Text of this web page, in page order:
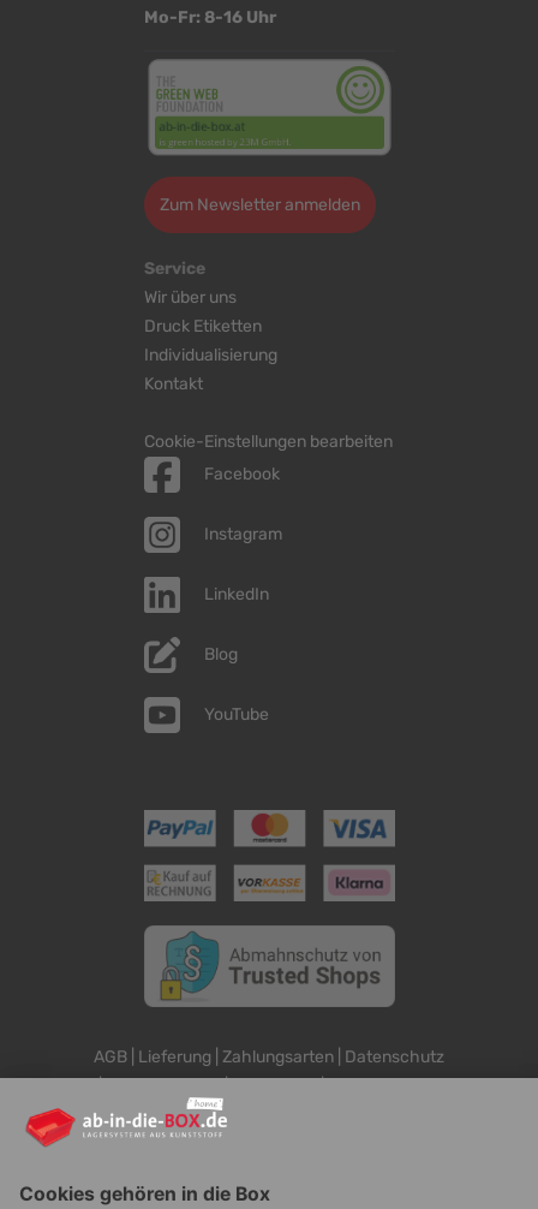
Mo-Fr: 8-16 Uhr
Zum Newsletter anmelden
Service
Wir über uns
Druck Etiketten
Individualisierung
Kontakt
Cookie-Einstellungen bearbeiten
Facebook
Instagram
LinkedIn
Blog
YouTube
AGB Lieferung Zahlungsarten Datenschutz
Barrierefreiheit
© ab-in-die-BOX 2026